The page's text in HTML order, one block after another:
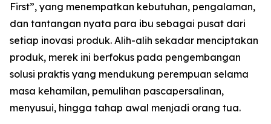
First”, yang menempatkan kebutuhan, pengalaman,
dan tantangan nyata para ibu sebagai pusat dari
setiap inovasi produk. Alih-alih sekadar menciptakan
produk, merek ini berfokus pada pengembangan
solusi praktis yang mendukung perempuan selama
masa kehamilan, pemulihan pascapersalinan,
menyusui, hingga tahap awal menjadi orang tua.